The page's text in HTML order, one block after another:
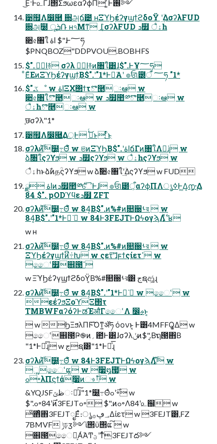
͜Ε·Ͱ௨Γɺ΢ΣϧωεαʔϕΠ ͚ͩͰ࢖༻
੹຿Λ෼཭ ਍அճ౴ ʜΞϓϦέʔγϣϯϩδοΫ ʹؔ͢ΔσʔλFUD
਍அ࣭໰ ूܭ݁Ռ ʜ৭Μͳ ݈߁σʔλFUD ܖ໿ ैۀһ
૊৫৘ใ اۀ $".Ͱ؅ཧ
$PNQBOZ"DDPVOU.BOBHFS
$". اۀؔ࿈ σʔλ اۀؔ࿈ͷ৘ใ͸ɺ$".ͰҰׅ؅ཧ
ͦΕͧΕͷΞϓϦέʔγϣϯ͔Β$".ʹ"1*Ͱฉ͘Α͏ʹ ๏ਓ୲౰ऀ ؅ཧ "1*
$".ػೳ w اۀΞΧ΢ϯτొ࿥ઃఆ w
૊৫৘ใొ࿥ઃఆ w ܖ໿಺༰ొ࿥ઃఆ w
ैۀһొ࿥ઃఆ w
֤छσʔλ"1*
੹຿Λ෼཭͢Δ্Ͱ ࠔͬͨ͜ͱ ໎ͬͨ͜ͱ
σʔλͷ࣋ͪํ໰͍߹Θͤํ w ଞͷΞϓϦ͔Β$".ʹاۀճΓͷ৘ใΛฉ͘ɻ w
ձࣾ৘ใςʔϒϧ w ܖ໿ςʔϒϧ w ैۀһςʔϒϧ w
ैۀһͱձࣾͷதؒςʔϒϧ w ձࣾ૊৫৘ใʹؔ͢Δςʔϒϧ w FUD
ྫ اۀͷܖ໿಺༰࣍ୈͰɺ ๏ਓ୲౰ऀ͕αʔϕΠΛൃߦͰ͖Δ͔൱͔͕ܾ·Δ
84 $". pODϓϥεܖ໿ ZFT
σʔλͷ࣋ͪํ໰͍߹Θͤํ w 84͔Β$".ͷ%#ͷ௚઀ࢀর  w
84͔Β$".ʹ"1*Ͱฉ͘  w 84Ͱ3FEJTͰΩϟογϡΛ͓࣋ͬͯ ͘ʁ
w ʜ
σʔλͷ࣋ͪํ໰͍߹Θͤํ w 84͔Β$".ͷ%#ͷ௚઀ࢀর  w
ΞϓϦέʔγϣϯͷີ݁߹Խ w ςετ͠ʹ͘͘ɺϝϯςίετߴ w
ෛՙ௿଎౓ߴ
w ΞϓϦέʔγϣϯϩδοΫ͔Β%#௚઀ࢀর͸ جຊආ͚͍ͨɻ
σʔλͷ࣋ͪํ໰͍߹Θͤํ w 84͔Β$".ʹ"1*Ͱฉ͘  w ෛՙ w
εέʔϧΞοϓΞ΢τ
TMBWFαʔόʔͰಡΈऔΓෛՙΛ ෼ࢄͱ͔
 w ϦΞϧλΠϜ͡Όͳ͍ॲཧ όονͱ͔ Ͱ͸4MFFQ͔͚Δ w
ෛՙ଎౓Ҏ֎ͷ؍఺Ͱ͸ɺσʔλݩͷ$".͔Βຖ౓΋Β
͏"1*Ͱྑ͛͞ɻ w جຊ͸"1*Ͱྑͦ͞͏ɻ
σʔλͷ࣋ͪํ໰͍߹Θͤํ w 84Ͱ3FEJTͰΩϟογϡΛ͓࣋ͬͯ͘ w
ૣ͍ෛՙແ͍ w ࣮૷໘౗ w
ߋ৽λΠϛϯά࣮૷ͷෳࡶ͞ w
&YQJSFظݶઃఆͯ͠ɺ"1*໰͍߹Θͤ࣌ʹߋ৽ w
$".ߋ৽࣌ʹ84ͷ3FEJTߋ৽ $".ͷߋ৽Λ84ʹ௨஌ w
ͦ΋ͦ΋3FEJTೖΕͯ։ൃ؀ڥ࡞Δίετ w 3FEJT͸,FZ
7BMVF ݱঢ়ӡ༻ϊ΢ϋ΢ແ͠  w
଎౓ෛՙ͕ΑͬΆͲؾʹͳͬͨ3FEJTద༻